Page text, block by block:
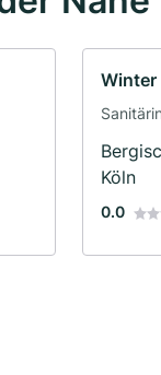
Winter
Köln
0.0